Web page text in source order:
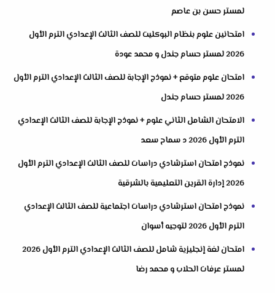
لمستر حسن بن عاصم
امتحانين علوم بنظام البوكليت للصف الثالث الإعدادي الترم الأول
2026 لمستر حسام جندل و محمد عودة
امتحان علوم متوقع + نموذج الإجابة للصف الثالث الإعدادي الترم الأول
2026 لمستر حسام جندل
الامتحان الشامل الثاني علوم + نموذج الإجابة للصف الثالث الإعدادي
الترم الأول 2026 د سماح سعد
نموذج امتحان استرشادي دراسات للصف الثالث الإعدادي الترم الأول
2026 إدارة القرين التعليمية بالشرقية
نموذج امتحان استرشادي دراسات اجتماعية للصف الثالث الإعدادي
الترم الأول 2026 لتوجيه أسوان
امتحان لغة إنجليزية شامل للصف الثالث الإعدادي الترم الأول 2026
لمستر عرفات الحلاب و محمد رضا